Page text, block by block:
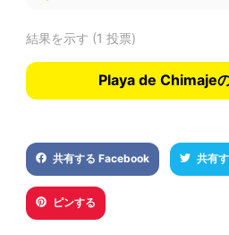
結果を示す (1 投票)
Playa de Chimaje
共有する Facebook 共有
ピンする